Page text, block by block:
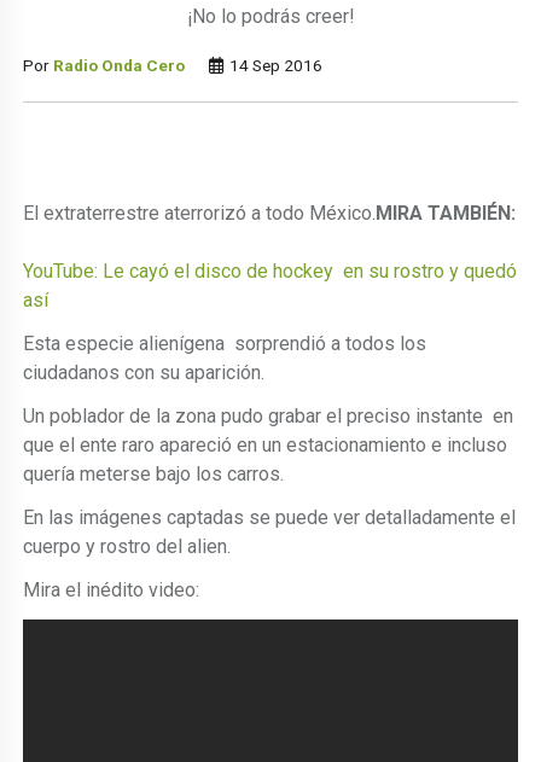
¡No lo podrás creer!
Por Radio Onda Cero 14 Sep 2016
El extraterrestre aterrorizó a todo México. MIRA TAMBIÉN:
YouTube: Le cayó el disco de hockey en su rostro y quedó
así
Esta especie alienígena sorprendió a todos los
ciudadanos con su aparición.
Un poblador de la zona pudo grabar el preciso instante en
que el ente raro apareció en un estacionamiento e incluso
quería meterse bajo los carros.
En las imágenes captadas se puede ver detalladamente el
cuerpo y rostro del alien.
Mira el inédito video: